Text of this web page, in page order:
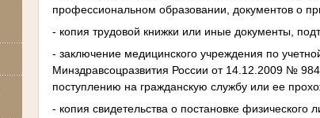
профессиональном образовании, документов о
- копия трудовой книжки или иные документы,
- заключение медицинского учреждения по
Минздравсоцразвития России от 14.12.2009 №
поступлению на гражданскую службу или ее
- копия свидетельства о постановке физического